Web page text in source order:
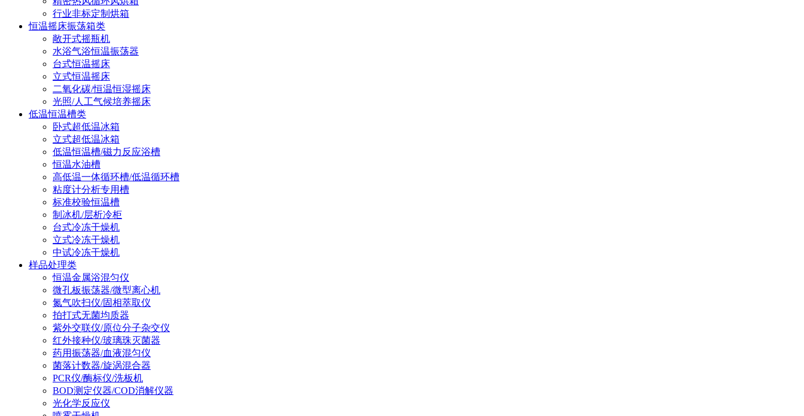
行业非标定制烘箱
恒温摇床振荡箱类
敞开式摇瓶机
水浴气浴恒温振荡器
台式恒温摇床
立式恒温摇床
二氧化碳/恒温恒湿摇床
光照/人工气候培养摇床
低温恒温槽类
卧式超低温冰箱
立式超低温冰箱
低温恒温槽/磁力反应浴槽
恒温水油槽
高低温一体循环槽/低温循环槽
粘度计分析专用槽
标准校验恒温槽
制冰机/层析冷柜
台式冷冻干燥机
立式冷冻干燥机
中试冷冻干燥机
样品处理类
恒温金属浴混匀仪
微孔板振荡器/微型离心机
氮气吹扫仪/固相萃取仪
拍打式无菌均质器
紫外交联仪/原位分子杂交仪
红外接种仪/玻璃珠灭菌器
药用振荡器/血液混匀仪
菌落计数器/旋涡混合器
PCR仪/酶标仪/洗板机
BOD测定仪器/COD消解仪器
光化学反应仪